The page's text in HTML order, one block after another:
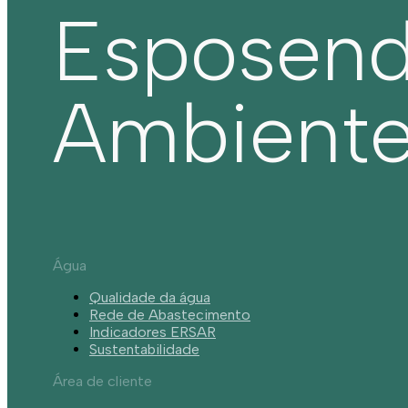
Água
Qualidade da água
Rede de Abastecimento
Indicadores ERSAR
Sustentabilidade
Área de cliente